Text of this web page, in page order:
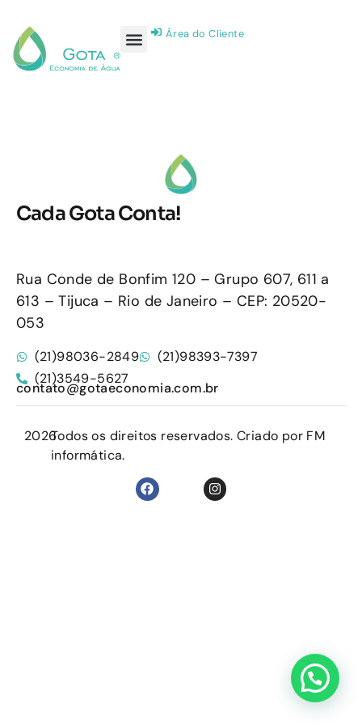
Área do Cliente
Cada Gota Conta!
Rua Conde de Bonfim 120 – Grupo 607, 611 a
613 – Tijuca – Rio de Janeiro – CEP: 20520-
053
(21)98036-2849
(21)98393-7397
(21)3549-5627
contato@gotaeconomia.com.br
2026Todos os direitos reservados. Criado por FM
informática.